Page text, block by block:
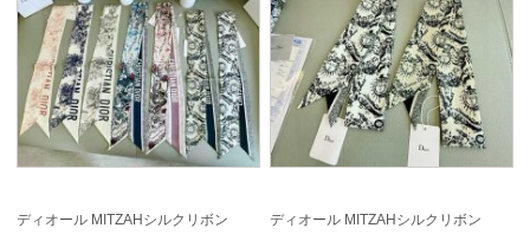
ディオール MITZAHシルクリボン ディオール MITZAHシルクリボン